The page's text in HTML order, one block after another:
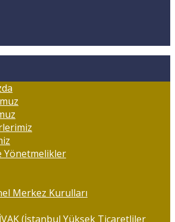
Yönetmelikler
Merkez Kurulları
(İstanbul Yüksek Ticaretliler